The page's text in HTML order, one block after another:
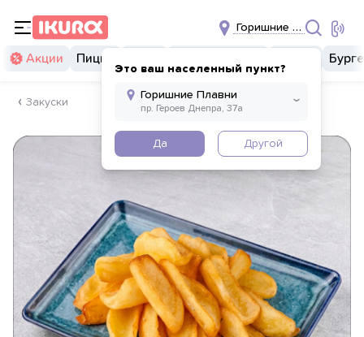
Горишние Плавни
Это ваш населенный пункт?
Да Другой
Акции Пицца
Закуски